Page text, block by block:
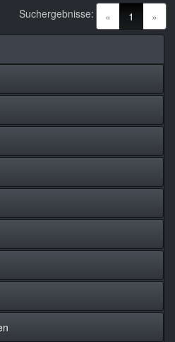
« 1 (current)
»
Suchergebnisse: